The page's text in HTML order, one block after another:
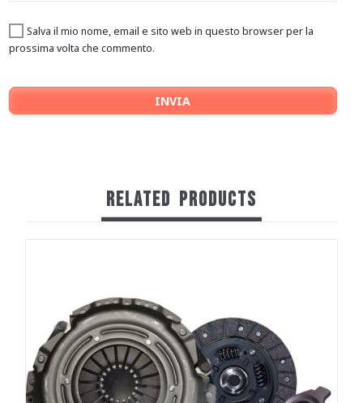
Salva il mio nome, email e sito web in questo browser per la
prossima volta che commento.
RELATED PRODUCTS